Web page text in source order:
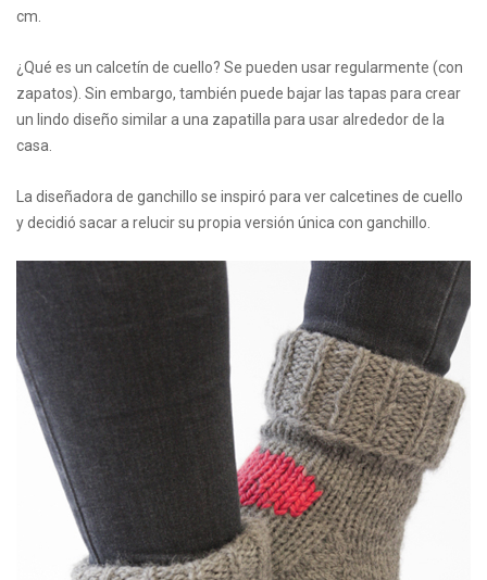
cm.
¿Qué es un calcetín de cuello? Se pueden usar regularmente (con
zapatos). Sin embargo, también puede bajar las tapas para crear
un lindo diseño similar a una zapatilla para usar alrededor de la
casa.
La diseñadora de ganchillo se inspiró para ver calcetines de cuello
y decidió sacar a relucir su propia versión única con ganchillo.